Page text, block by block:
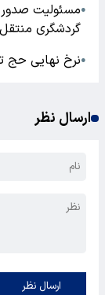
●مسئولیت صدور
گردشگری
●نرخ نهایی حج
ارسال نظر
ارسال نظر